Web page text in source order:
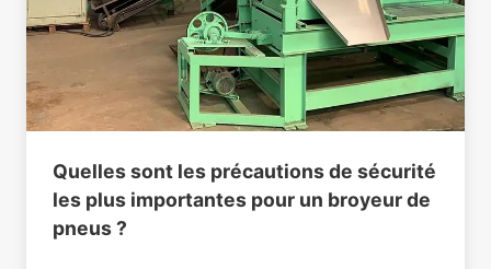
Quelles sont les précautions de sécurité
les plus importantes pour un broyeur de
pneus ?